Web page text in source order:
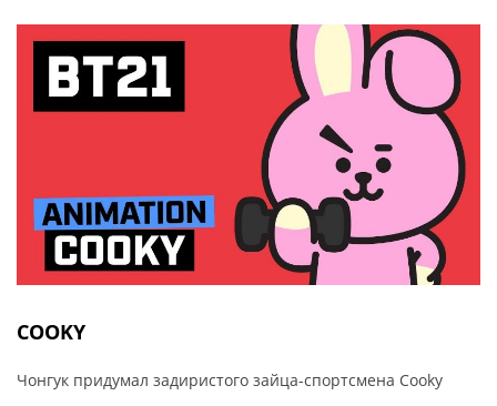
COOKY
Чонгук придумал задиристого зайца-спортсмена Cooky